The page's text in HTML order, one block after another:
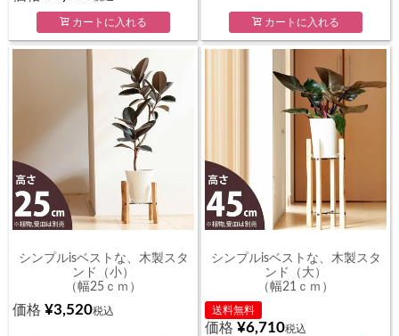
カートに入れる カートに入れる
シンプルisベストな、木製スタ
ンド（小）
（幅25ｃｍ）
価格 ¥3,520税込
シンプルisベストな、木製スタ
ンド（大）
（幅21ｃｍ）
送料無料
価格 ¥6,710税込